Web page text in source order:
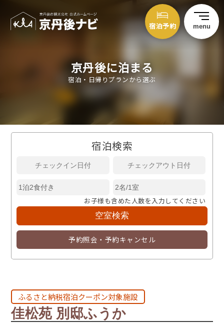
宿泊予約 menu
京丹後に泊まる
宿泊・日帰りプランから選ぶ
宿泊検索
お子様も含めた人数を入力してください
予約照会・予約キャンセル
ふるさと納税宿泊クーポン対象施設
佳松苑 別邸ふうか